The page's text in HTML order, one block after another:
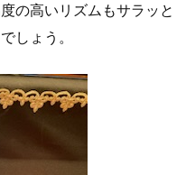
の高いリズムもサラッと
しょう。